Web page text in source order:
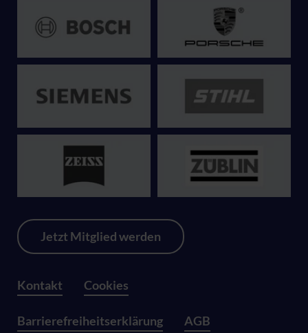
Jetzt Mitglied werden
Kontakt Cookies
Barrierefreiheitserklärung AGB